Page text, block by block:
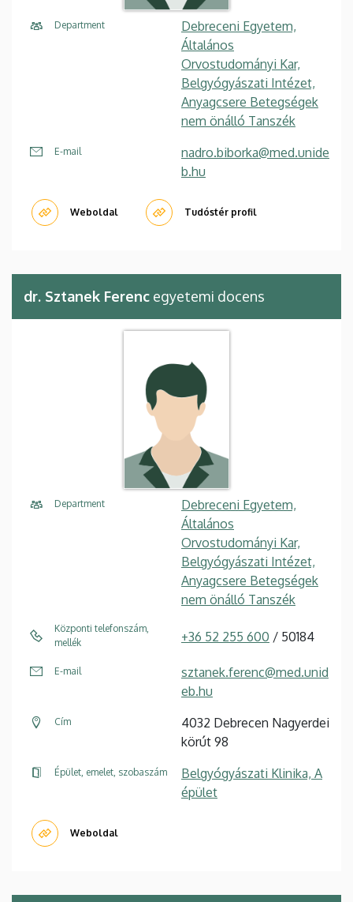
Department
Debreceni Egyetem,
Általános
Orvostudományi Kar,
Belgyógyászati Intézet,
Anyagcsere Betegségek
nem önálló Tanszék
E-mail
nadro.biborka@med.unide
b.hu
Weboldal Tudóstér profil
dr. Sztanek Ferenc egyetemi docens
Department
Debreceni Egyetem,
Általános
Orvostudományi Kar,
Belgyógyászati Intézet,
Anyagcsere Betegségek
nem önálló Tanszék
Központi telefonszám,
mellék
+36 52 255 600 / 50184
E-mail
sztanek.ferenc@med.unid
eb.hu
Cím
4032 Debrecen Nagyerdei
körút 98
Épület, emelet, szobaszám
Belgyógyászati Klinika, A
épület
Weboldal